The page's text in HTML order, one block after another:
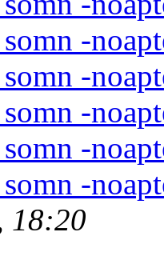
-
-
-
-
-
18:20